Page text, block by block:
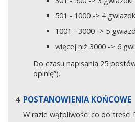
501 - 1000 -> 4
1001 - 3000 -> 5
więcej niż 3000 -> 6
Do czasu napisania 25
opinię”).
POSTANOWIENIA KOŃCOWE
W razie wątpliwości co do